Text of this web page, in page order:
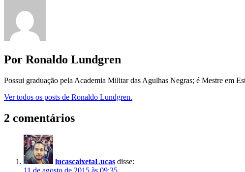
Por Ronaldo Lundgren
Possui graduação pela Academia Militar das Agulhas Negras; é Mestre em
Ver todos os posts de Ronaldo Lundgren.
2 comentários
lucascaixetaLucas disse:
11 de agosto de 2015 às 09:35